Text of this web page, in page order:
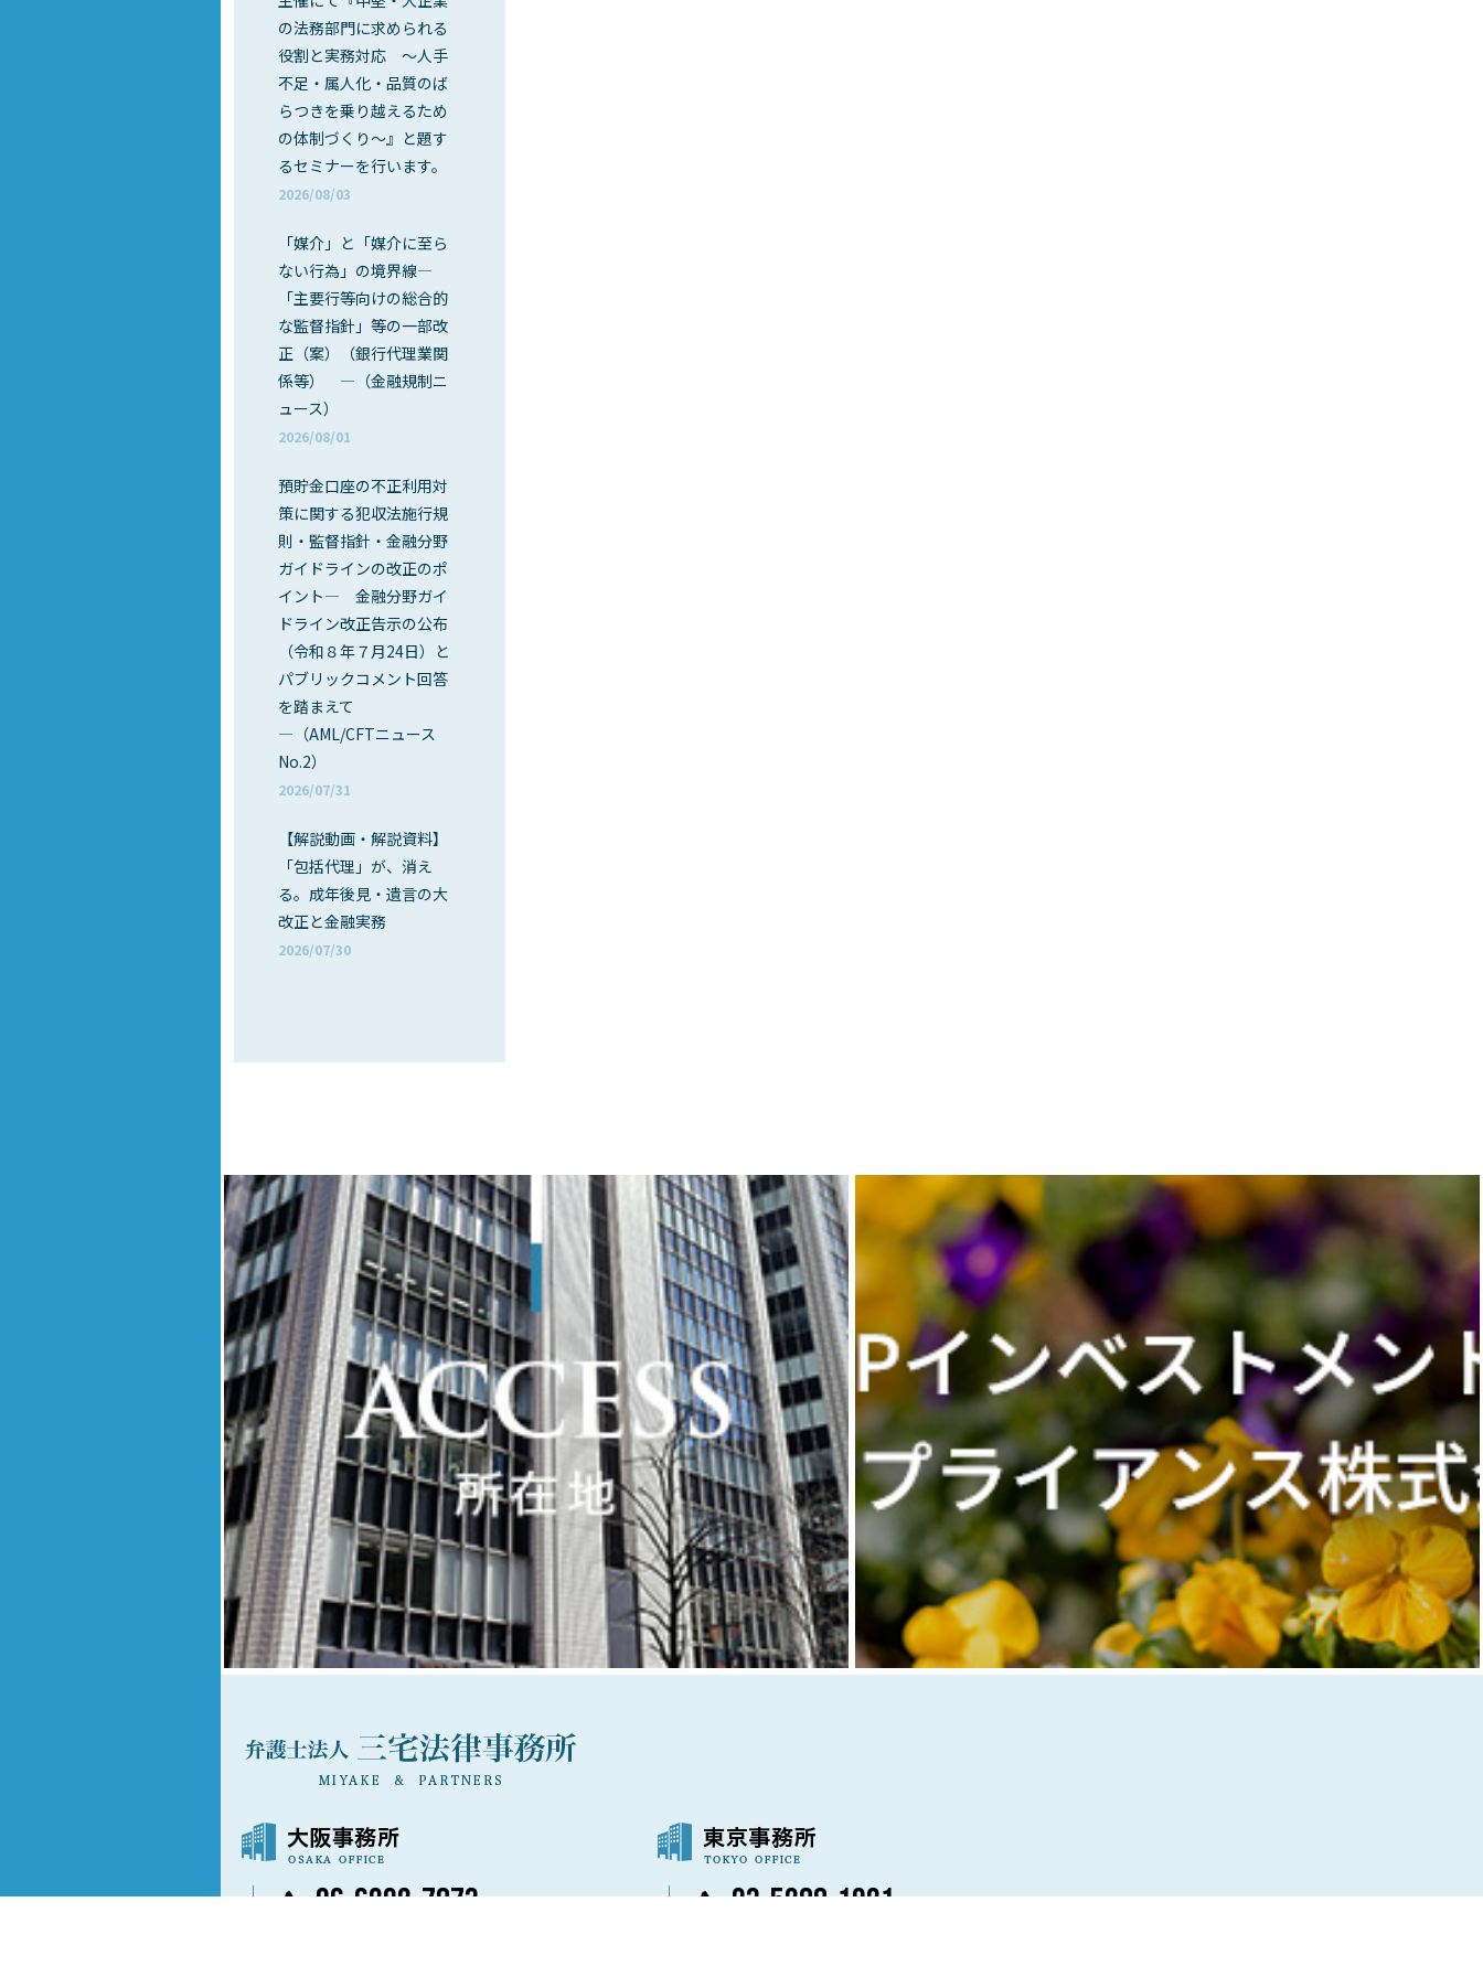
の法務部門に求められる
役割と実務対応 ～人手
不足・属人化・品質のば
らつきを乗り越えるため
の体制づくり～』と題す
るセミナーを行います。
2026/08/03
「媒介」と「媒介に至ら
ない行為」の境界線―
「主要行等向けの総合的
な監督指針」等の一部改
正（案）（銀行代理業関
係等） ―（金融規制ニ
ュース）
2026/08/01
預貯金口座の不正利用対
策に関する犯収法施行規
則・監督指針・金融分野
ガイドラインの改正のポ
イント― 金融分野ガイ
ドライン改正告示の公布
（令和８年７月24日）と
パブリックコメント回答
を踏まえて
―（AML/CFTニュース
No.2）
2026/07/31
【解説動画・解説資料】
「包括代理」が、消え
る。成年後見・遺言の大
改正と金融実務
2026/07/30
06-6202-7873 03-5288-1021